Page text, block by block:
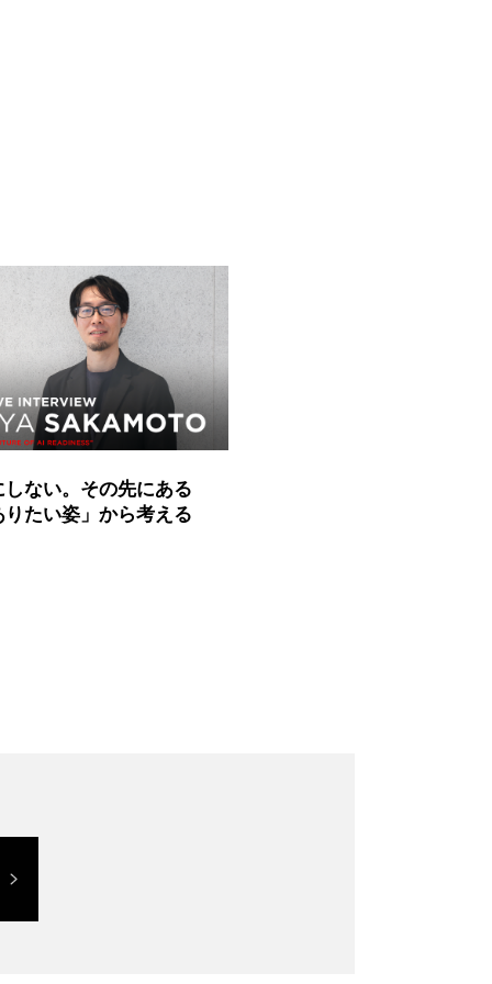
ない。その先にある
りたい姿」から考える